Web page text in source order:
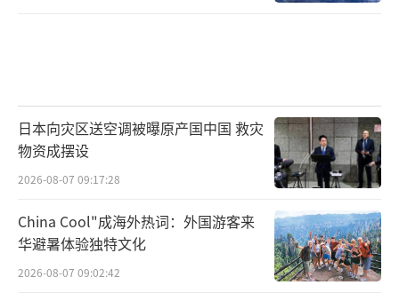
这场游戏里，乌克兰的命运太被动了。
泽连斯基的急转和让步反映了国际政治的
残酷性：小国在大国角力中常常身不由己。但
换个角度看，这举动透着智慧止损。通过让
步，泽连斯基避免了更大冲突，给和平一个机
会。长远来看，乌克兰需要重建外交平衡，不
日本向灾区送空调被曝原产国中国 救灾
物资成摆设
2026-08-07 09:17:28
China Cool"成海外热词：外国游客来
华避暑体验独特文化
2026-08-07 09:02:42